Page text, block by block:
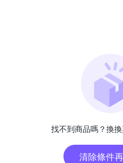
找不到商品嗎？換換
清除條件